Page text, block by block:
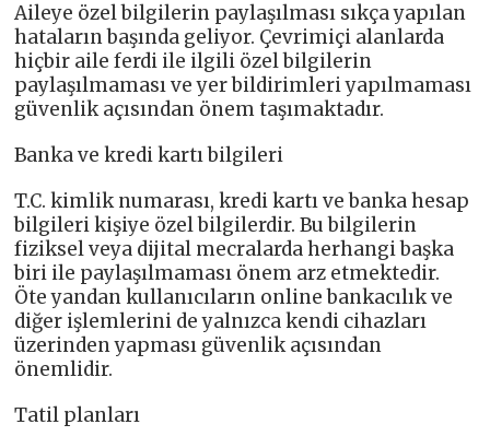
Aileye özel bilgilerin paylaşılması sıkça yapılan
hataların başında geliyor. Çevrimiçi alanlarda
hiçbir aile ferdi ile ilgili özel bilgilerin
paylaşılmaması ve yer bildirimleri yapılmaması
güvenlik açısından önem taşımaktadır.
Banka ve kredi kartı bilgileri
T.C. kimlik numarası, kredi kartı ve banka hesap
bilgileri kişiye özel bilgilerdir. Bu bilgilerin
fiziksel veya dijital mecralarda herhangi başka
biri ile paylaşılmaması önem arz etmektedir.
Öte yandan kullanıcıların online bankacılık ve
diğer işlemlerini de yalnızca kendi cihazları
üzerinden yapması güvenlik açısından
önemlidir.
Tatil planları